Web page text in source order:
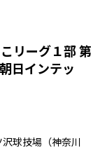
リーグ１部 第
日インテッ
球技場（神奈川